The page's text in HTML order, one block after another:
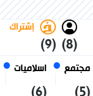
مجتمع اسلاميات
(8)
إشتراك
(9)